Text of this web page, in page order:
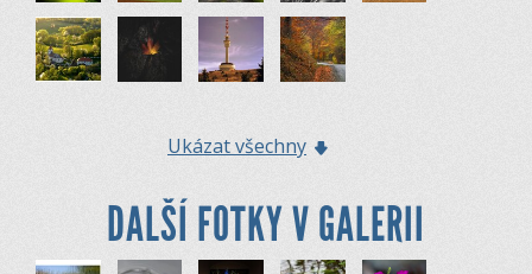
Ukázat všechny
DALŠÍ FOTKY V GALERII